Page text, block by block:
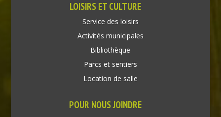
LOISIRS ET CULTURE
Service des loisirs
Activités municipales
Bibliothèque
Parcs et sentiers
Location de salle
POUR NOUS JOINDRE